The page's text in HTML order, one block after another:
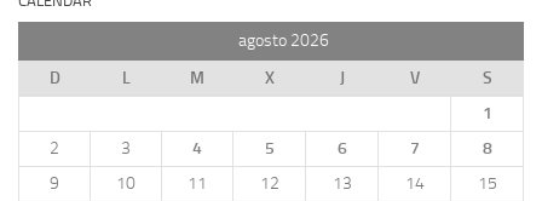
agosto 2026
D
L M X J V
S
1
2
3 4 5 6 7
8
9
10 11 12 13 14
15